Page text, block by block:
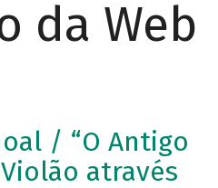
da Web
/ “O Antigo
através